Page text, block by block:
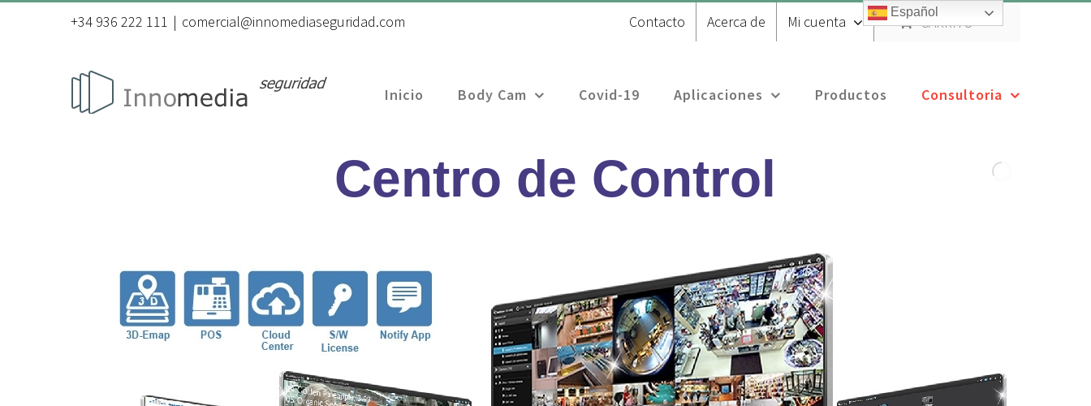
Saltar
+34 936 222 111 | comercial@innomediaseguridad.com Contacto Acerca de Mi cuenta CARRITO
Inicio Body Cam Covid-19 Aplicaciones Productos Consultoria
Centro de Control
Español